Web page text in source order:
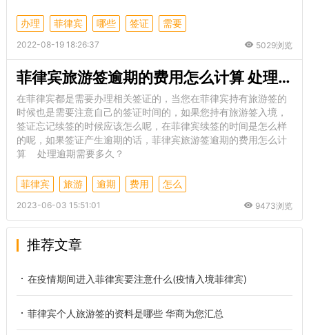
办理 菲律宾 哪些 签证 需要
2022-08-19 18:26:37 5029浏览
菲律宾旅游签逾期的费用怎么计算 处理逾期需要多久
在菲律宾都是需要办理相关签证的，当您在菲律宾持有旅游签的
时候也是需要注意自己的签证时间的，如果您持有旅游签入境，
签证忘记续签的时候应该怎么呢，在菲律宾续签的时间是怎么样
的呢，如果签证产生逾期的话，菲律宾旅游签逾期的费用怎么计
算 处理逾期需要多久？
菲律宾 旅游 逾期 费用 怎么
2023-06-03 15:51:01 9473浏览
推荐文章
在疫情期间进入菲律宾要注意什么(疫情入境菲律宾)
菲律宾个人旅游签的资料是哪些 华商为您汇总